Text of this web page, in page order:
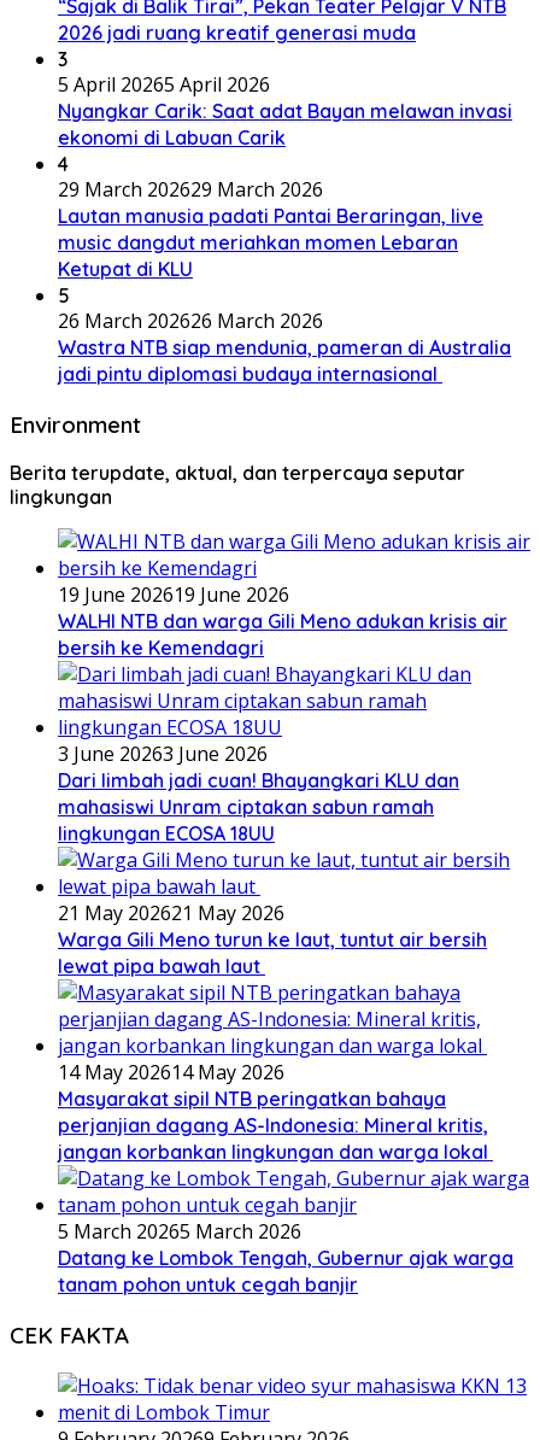
“Sajak di Balik Tirai”, Pekan Teater Pelajar V NTB
2026 jadi ruang kreatif generasi muda
3
5 April 20265 April 2026
Nyangkar Carik: Saat adat Bayan melawan invasi
ekonomi di Labuan Carik
4
29 March 202629 March 2026
Lautan manusia padati Pantai Beraringan, live
music dangdut meriahkan momen Lebaran
Ketupat di KLU
5
26 March 202626 March 2026
Wastra NTB siap mendunia, pameran di Australia
jadi pintu diplomasi budaya internasional
Environment
Berita terupdate, aktual, dan terpercaya seputar
lingkungan
19 June 202619 June 2026
WALHI NTB dan warga Gili Meno adukan krisis air
bersih ke Kemendagri
3 June 20263 June 2026
Dari limbah jadi cuan! Bhayangkari KLU dan
mahasiswi Unram ciptakan sabun ramah
lingkungan ECOSA 18UU
21 May 202621 May 2026
Warga Gili Meno turun ke laut, tuntut air bersih
lewat pipa bawah laut
14 May 202614 May 2026
Masyarakat sipil NTB peringatkan bahaya
perjanjian dagang AS-Indonesia: Mineral kritis,
jangan korbankan lingkungan dan warga lokal
5 March 20265 March 2026
Datang ke Lombok Tengah, Gubernur ajak warga
tanam pohon untuk cegah banjir
CEK FAKTA